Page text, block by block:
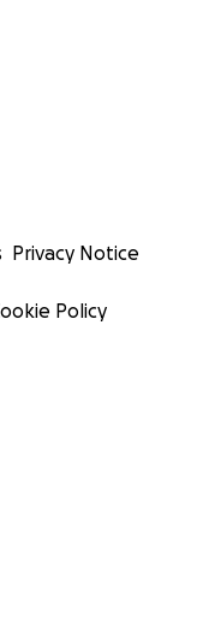
Privacy Notice
Policy